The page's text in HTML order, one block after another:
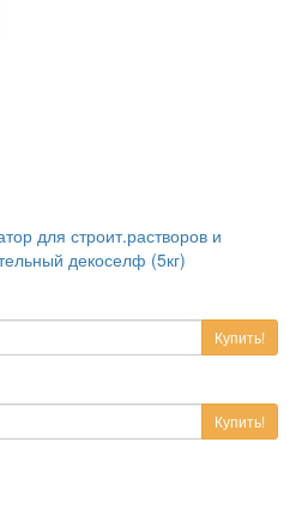
для строит.растворов и
декоселф (5кг)
Купить!
Купить!